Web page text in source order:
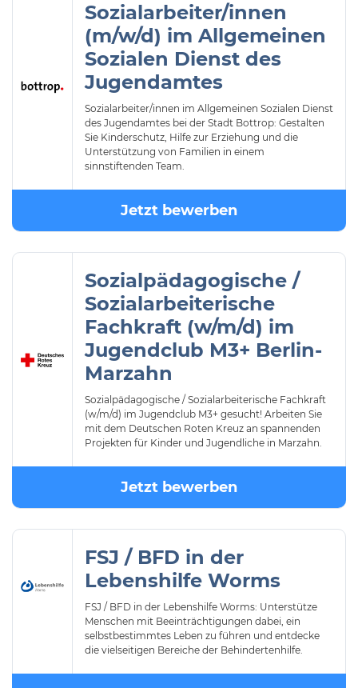
Sozialarbeiter/innen
(m/w/d) im Allgemeinen
Sozialen Dienst des
Jugendamtes
Sozialarbeiter/innen im Allgemeinen Sozialen Dienst
des Jugendamtes bei der Stadt Bottrop: Gestalten
Sie Kinderschutz, Hilfe zur Erziehung und die
Unterstützung von Familien in einem
sinnstiftenden Team.
Jetzt bewerben
Sozialpädagogische /
Sozialarbeiterische
Fachkraft (w/m/d) im
Jugendclub M3+ Berlin-
Marzahn
Sozialpädagogische / Sozialarbeiterische Fachkraft
(w/m/d) im Jugendclub M3+ gesucht! Arbeiten Sie
mit dem Deutschen Roten Kreuz an spannenden
Projekten für Kinder und Jugendliche in Marzahn.
Jetzt bewerben
FSJ / BFD in der
Lebenshilfe Worms
FSJ / BFD in der Lebenshilfe Worms: Unterstütze
Menschen mit Beeinträchtigungen dabei, ein
selbstbestimmtes Leben zu führen und entdecke
die vielseitigen Bereiche der Behindertenhilfe.